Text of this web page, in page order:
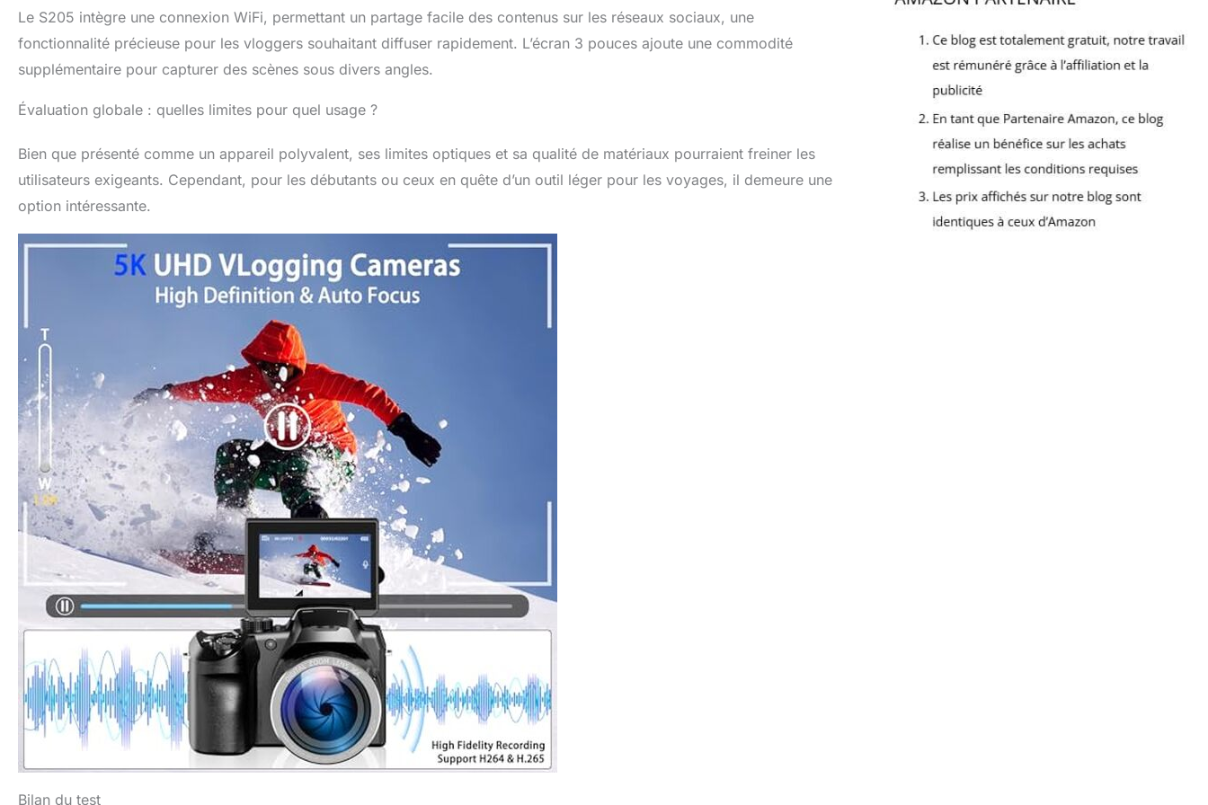
moyen pratique et efficace de lier apportera plus de commodité pour vous
aider à enregistrer et éditer vos vidéos préférées. [ACCESSOIRES ET
CADEAUX] Nous offrons une variété d'accessoires pour le kit de l'appareil
photo. Vous recevrez un appareil photo x1, une carte TF 32GB x1, un câble
un chargeur x1. Cet appareil photo numérique est parfait pour les débutants,
c'est un cadeau parfait pour les débutants. Si vous avez des questions,
remplacement et de remboursement gratuit pendant trois mois.
Le S205 intègre une connexion WiFi, permettant un partage facile des contenus sur les réseaux sociaux, une
fonctionnalité précieuse pour les vloggers souhaitant diffuser rapidement. L’écran 3 pouces ajoute une commodité
supplémentaire pour capturer des scènes sous divers angles.
Évaluation globale : quelles limites pour quel usage ?
Bien que présenté comme un appareil polyvalent, ses limites optiques et sa qualité de matériaux pourraient freiner les
utilisateurs exigeants. Cependant, pour les débutants ou ceux en quête d’un outil léger pour les voyages, il demeure une
option intéressante.
Bilan du test